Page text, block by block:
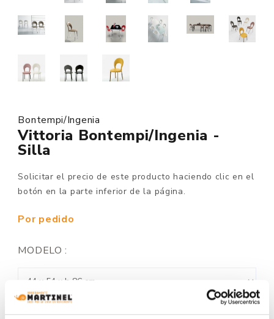
Bontempi/Ingenia
Vittoria Bontempi/Ingenia -
Silla
Solicitar el precio de este producto haciendo clic en el
botón en la parte inferior de la página.
Por pedido
MODELO :
ACABADO DE LA ESTRUCTURA: